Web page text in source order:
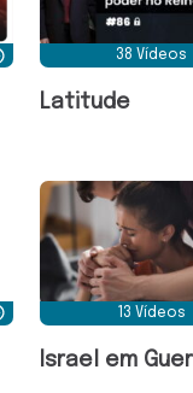
38 Vídeos
Latitude
13 Vídeos
Israel em